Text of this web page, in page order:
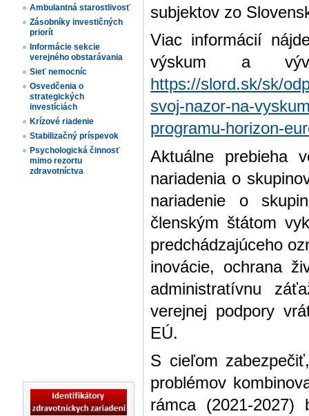
Ambulantná starostlivosť
Zásobníky investičných
priorít
Informácie sekcie
verejného obstarávania
Sieť nemocníc
Osvedčenia o
strategických
investíciách
Krízové riadenie
Stabilizačný príspevok
Psychologická činnosť
mimo rezortu
zdravotníctva
subjektov zo
Viac informácií
výskum a
https://slord.sk/sk/
svoj-nazor-na-
programu-horizon-
Aktuálne prebieha
nariadenia o
nariadenie o
členským štátom
predchádzajúceho
inovácie, ochrana
administratívnu
verejnej podpory
EÚ.
S cieľom
problémov
rámca (2021-